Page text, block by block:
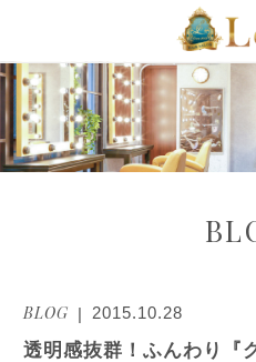
BLOG 2015.10.28
透明感抜群！ふんわり『